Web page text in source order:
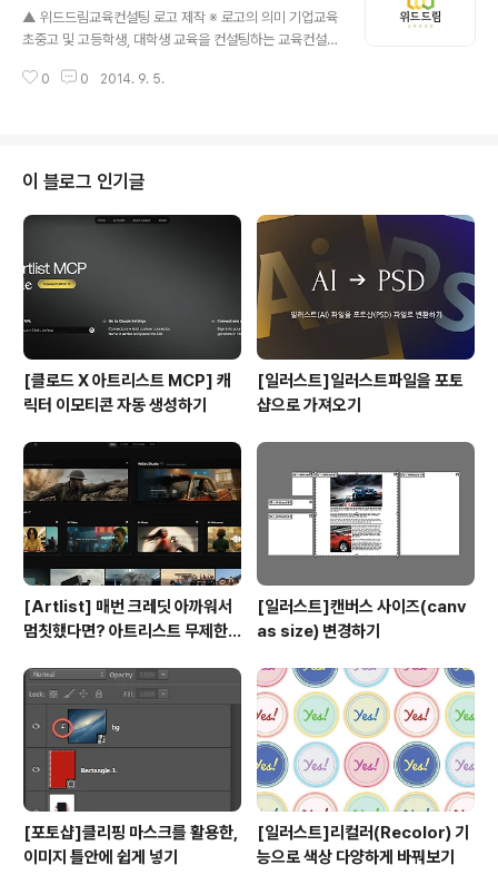
▲ 위드드림교육컨설팅 로고 제작 ※ 로고의 의미 기업교육
초중고 및 고등학생, 대학생 교육을 컨설팅하는 교육컨설
팅으로 학생들에게 보다 편리한 환경을 제공합니다. 교육
으로 색상계열을 매치시켰습니다.
0 0 2014. 9. 5.
이 블로그 인기글
[클로드 X 아트리스트 MCP] 캐
릭터 이모티콘 자동 생성하기
[일러스트]일러스트파일을 포토
샵으로 가져오기
[Artlist] 매번 크레딧 아까워서
멈칫했다면? 아트리스트 무제한
[일러스트]캔버스 사이즈(canv
as size) 변경하기
[포토샵]클리핑 마스크를 활용한,
이미지 틀안에 쉽게 넣기
[일러스트]리컬러(Recolor) 기
능으로 색상 다양하게 바꿔보기